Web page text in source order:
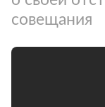
совещания